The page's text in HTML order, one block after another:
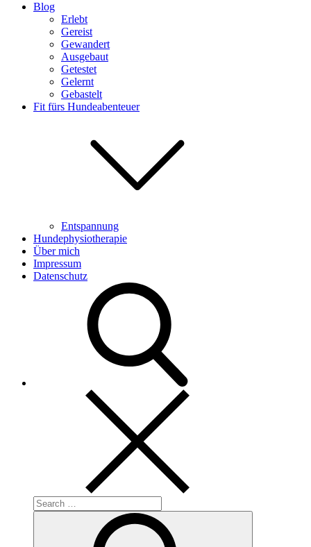
Blog
Erlebt
Gereist
Gewandert
Ausgebaut
Getestet
Gelernt
Gebastelt
Fit fürs Hundeabenteuer
Entspannung
Hundephysiotherapie
Über mich
Impressum
Datenschutz
Search
for: